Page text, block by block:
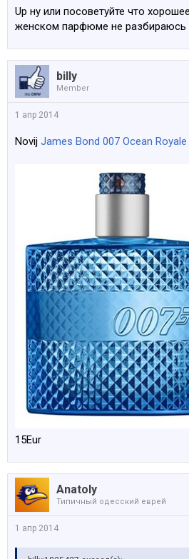
Up ну или посоветуйте что
женском парфюме не разбираюсь
billy
Member
1 апр 2014
Novij James Bond 007 Ocean Royale
15Eur
Anatoly
Типичный одесский еврей
1 апр 2014